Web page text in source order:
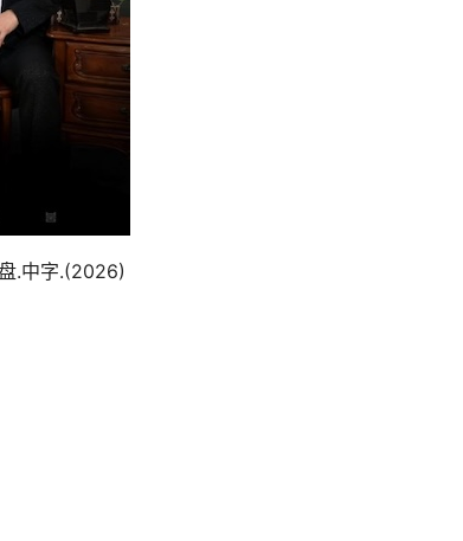
.中字.(2026)